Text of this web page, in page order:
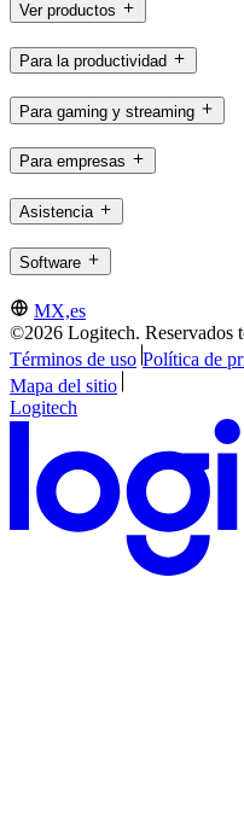
Ver productos
Para la productividad
Para gaming y streaming
Para empresas
Asistencia
Software
MX,es
©2026 Logitech. Reservados
Términos de uso Política de
Mapa del sitio
Logitech